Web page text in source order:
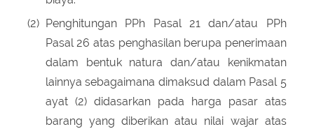
(2) Penghitungan PPh Pasal 21 dan/atau PPh
Pasal 26 atas penghasilan berupa penerimaan
dalam bentuk natura dan/atau kenikmatan
lainnya sebagaimana dimaksud dalam Pasal 5
ayat (2) didasarkan pada harga pasar atas
barang yang diberikan atau nilai wajar atas